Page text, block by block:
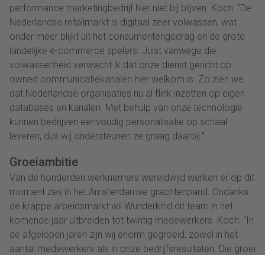
performance marketingbedrijf hier niet bij blijven. Koch: “De
Nederlandse retailmarkt is digitaal zeer volwassen, wat
onder meer blijkt uit het consumentengedrag en de grote
landelijke e-commerce spelers. Juist vanwege die
volwassenheid verwacht ik dat onze dienst gericht op
owned communicatiekanalen hier welkom is. Zo zien we
dat Nederlandse organisaties nu al flink inzetten op eigen
databases en kanalen. Met behulp van onze technologie
kunnen bedrijven eenvoudig personalisatie op schaal
leveren, dus wij ondersteunen ze graag daarbij.”
Groeiambitie
Van de honderden werknemers wereldwijd werken er op dit
moment zes in het Amsterdamse grachtenpand. Ondanks
de krappe arbeidsmarkt wil Wunderkind dit team in het
komende jaar uitbreiden tot twintig medewerkers. Koch: “In
de afgelopen jaren zijn wij enorm gegroeid, zowel in het
aantal medewerkers als in onze bedrijfsresultaten. Die groei